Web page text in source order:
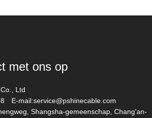
met ons op
Ltd
E-mail:service@pshinecable.com
Shangsha-gemeenschap, Chang'an-